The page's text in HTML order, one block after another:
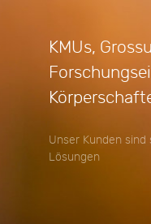
KMUs,
Unser Kunden
Lösungen